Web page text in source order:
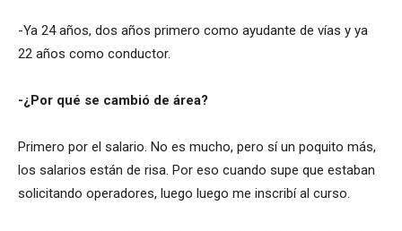
-Ya 24 años, dos años primero como ayudante de vías y ya
22 años como conductor.
-¿Por qué se cambió de área?
Primero por el salario. No es mucho, pero sí un poquito más,
los salarios están de risa. Por eso cuando supe que estaban
solicitando operadores, luego luego me inscribí al curso.